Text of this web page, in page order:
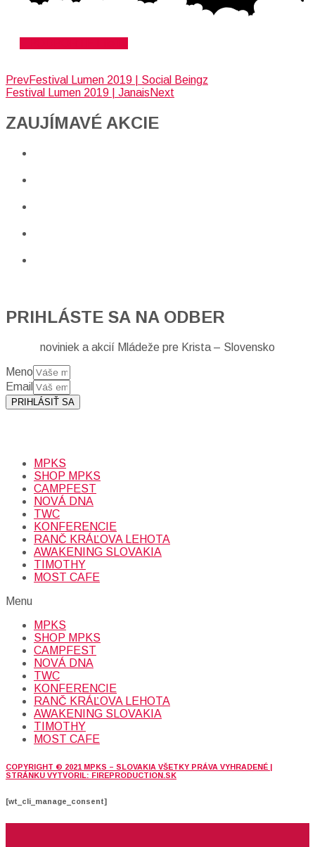
PrevFestival Lumen 2019 | Social Beingz
Festival Lumen 2019 | Janais Next
ZAUJÍMAVÉ AKCIE​
PRIHLÁSTE SA NA ODBER
noviniek a akcií Mládeže pre Krista – Slovensko
Meno
Email
PRIHLÁSIŤ SA
MPKS
SHOP MPKS
CAMPFEST
NOVÁ DNA
TWC
KONFERENCIE
RANČ KRÁĽOVA LEHOTA
AWAKENING SLOVAKIA
TIMOTHY
MOST CAFE
Menu
MPKS
SHOP MPKS
CAMPFEST
NOVÁ DNA
TWC
KONFERENCIE
RANČ KRÁĽOVA LEHOTA
AWAKENING SLOVAKIA
TIMOTHY
MOST CAFE
COPYRIGHT © 2021 MPKS – SLOVAKIA VŠETKY PRÁVA VYHRADENÉ |
STRÁNKU VYTVORIL: FIREPRODUCTION.SK
[wt_cli_manage_consent]